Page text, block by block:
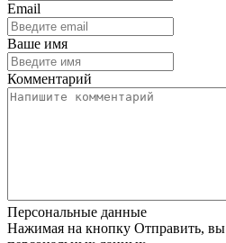
Email
Ваше имя
Комментарий
Персональные данные
Нажимая на кнопку Отправить, вы